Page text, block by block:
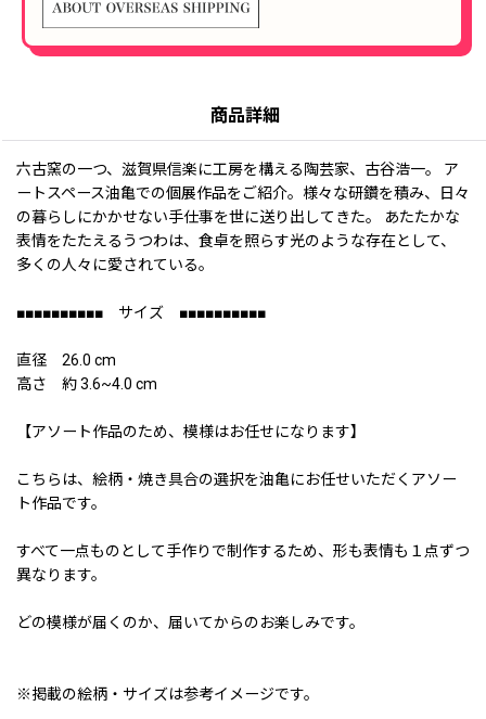
商品詳細
六古窯の一つ、滋賀県信楽に工房を構える陶芸家、古谷浩一。 ア
ートスペース油亀での個展作品をご紹介。様々な研鑽を積み、日々
の暮らしにかかせない手仕事を世に送り出してきた。 あたたかな
表情をたたえるうつわは、食卓を照らす光のような存在として、
多くの人々に愛されている。
■■■■■■■■■■ サイズ ■■■■■■■■■■
直径 26.0 cm
高さ 約 3.6~4.0 cm
【アソート作品のため、模様はお任せになります】
こちらは、絵柄・焼き具合の選択を油亀にお任せいただくアソー
ト作品です。
すべて一点ものとして手作りで制作するため、形も表情も１点ずつ
異なります。
どの模様が届くのか、届いてからのお楽しみです。
※掲載の絵柄・サイズは参考イメージです。